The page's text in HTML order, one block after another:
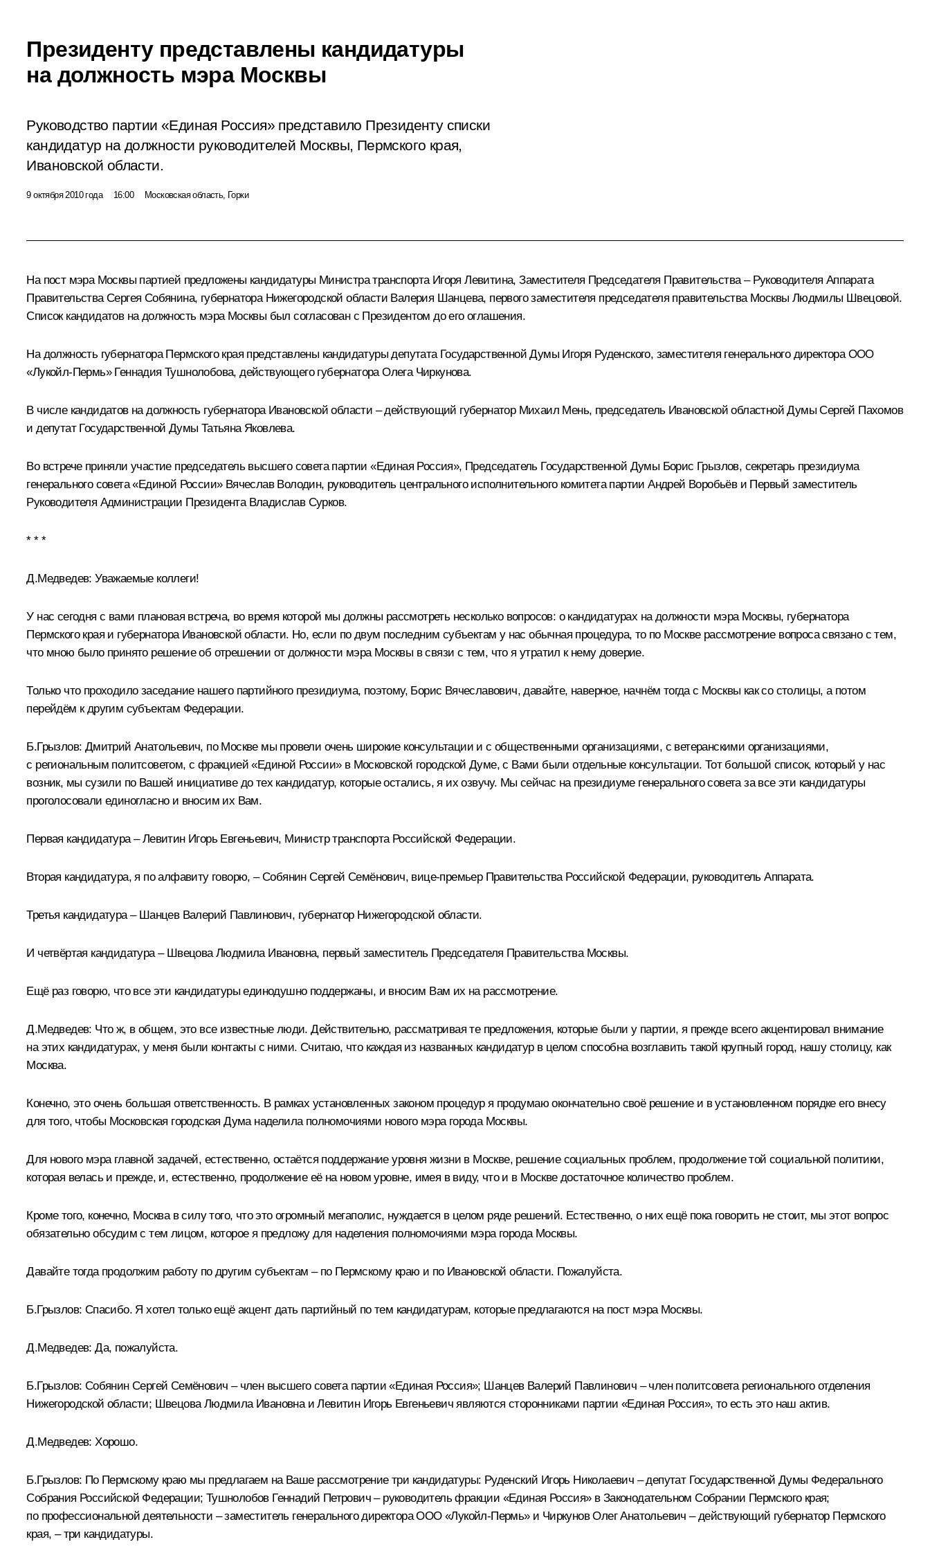
Президенту представлены кандидатуры
на должность мэра Москвы
Руководство партии «Единая Россия» представило Президенту списки
кандидатур на должности руководителей Москвы, Пермского края,
Ивановской области.
9 октября 2010 года 16:00 Московская область, Горки
На пост мэра Москвы партией предложены кандидатуры Министра транспорта Игоря Левитина, Заместителя Председателя Правительства – Руководителя Аппарата
Правительства Сергея Собянина, губернатора Нижегородской области Валерия Шанцева, первого заместителя председателя правительства Москвы Людмилы Швецовой.
Список кандидатов на должность мэра Москвы был согласован с Президентом до его оглашения.
На должность губернатора Пермского края представлены кандидатуры депутата Государственной Думы Игоря Руденского, заместителя генерального директора ООО
«Лукойл-Пермь» Геннадия Тушнолобова, действующего губернатора Олега Чиркунова.
В числе кандидатов на должность губернатора Ивановской области – действующий губернатор Михаил Мень, председатель Ивановской областной Думы Сергей Пахомов
и депутат Государственной Думы Татьяна Яковлева.
Во встрече приняли участие председатель высшего совета партии «Единая Россия», Председатель Государственной Думы Борис Грызлов, секретарь президиума
генерального совета «Единой России» Вячеслав Володин, руководитель центрального исполнительного комитета партии Андрей Воробьёв и Первый заместитель
Руководителя Администрации Президента Владислав Сурков.
* * *
Д.Медведев: Уважаемые коллеги!
У нас сегодня с вами плановая встреча, во время которой мы должны рассмотреть несколько вопросов: о кандидатурах на должности мэра Москвы, губернатора
Пермского края и губернатора Ивановской области. Но, если по двум последним субъектам у нас обычная процедура, то по Москве рассмотрение вопроса связано с тем,
что мною было принято решение об отрешении от должности мэра Москвы в связи с тем, что я утратил к нему доверие.
Только что проходило заседание нашего партийного президиума, поэтому, Борис Вячеславович, давайте, наверное, начнём тогда с Москвы как со столицы, а потом
перейдём к другим субъектам Федерации.
Б.Грызлов: Дмитрий Анатольевич, по Москве мы провели очень широкие консультации и с общественными организациями, с ветеранскими организациями,
с региональным политсоветом, с фракцией «Единой России» в Московской городской Думе, с Вами были отдельные консультации. Тот большой список, который у нас
возник, мы сузили по Вашей инициативе до тех кандидатур, которые остались, я их озвучу. Мы сейчас на президиуме генерального совета за все эти кандидатуры
проголосовали единогласно и вносим их Вам.
Первая кандидатура – Левитин Игорь Евгеньевич, Министр транспорта Российской Федерации.
Вторая кандидатура, я по алфавиту говорю, – Собянин Сергей Семёнович, вице-премьер Правительства Российской Федерации, руководитель Аппарата.
Третья кандидатура – Шанцев Валерий Павлинович, губернатор Нижегородской области.
И четвёртая кандидатура – Швецова Людмила Ивановна, первый заместитель Председателя Правительства Москвы.
Ещё раз говорю, что все эти кандидатуры единодушно поддержаны, и вносим Вам их на рассмотрение.
Д.Медведев: Что ж, в общем, это все известные люди. Действительно, рассматривая те предложения, которые были у партии, я прежде всего акцентировал внимание
на этих кандидатурах, у меня были контакты с ними. Считаю, что каждая из названных кандидатур в целом способна возглавить такой крупный город, нашу столицу, как
Москва.
Конечно, это очень большая ответственность. В рамках установленных законом процедур я продумаю окончательно своё решение и в установленном порядке его внесу
для того, чтобы Московская городская Дума наделила полномочиями нового мэра города Москвы.
Для нового мэра главной задачей, естественно, остаётся поддержание уровня жизни в Москве, решение социальных проблем, продолжение той социальной политики,
которая велась и прежде, и, естественно, продолжение её на новом уровне, имея в виду, что и в Москве достаточное количество проблем.
Кроме того, конечно, Москва в силу того, что это огромный мегаполис, нуждается в целом ряде решений. Естественно, о них ещё пока говорить не стоит, мы этот вопрос
обязательно обсудим с тем лицом, которое я предложу для наделения полномочиями мэра города Москвы.
Давайте тогда продолжим работу по другим субъектам – по Пермскому краю и по Ивановской области. Пожалуйста.
Б.Грызлов: Спасибо. Я хотел только ещё акцент дать партийный по тем кандидатурам, которые предлагаются на пост мэра Москвы.
Д.Медведев: Да, пожалуйста.
Б.Грызлов: Собянин Сергей Семёнович – член высшего совета партии «Единая Россия»; Шанцев Валерий Павлинович – член политсовета регионального отделения
Нижегородской области; Швецова Людмила Ивановна и Левитин Игорь Евгеньевич являются сторонниками партии «Единая Россия», то есть это наш актив.
Д.Медведев: Хорошо.
Б.Грызлов: По Пермскому краю мы предлагаем на Ваше рассмотрение три кандидатуры: Руденский Игорь Николаевич – депутат Государственной Думы Федерального
Собрания Российской Федерации; Тушнолобов Геннадий Петрович – руководитель фракции «Единая Россия» в Законодательном Собрании Пермского края;
по профессиональной деятельности – заместитель генерального директора ООО «Лукойл-Пермь» и Чиркунов Олег Анатольевич – действующий губернатор Пермского
края, – три кандидатуры.